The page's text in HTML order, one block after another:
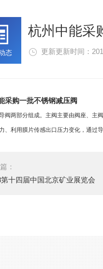
态
杭州中能采
更新更新时间：
采购一批不锈钢减压阀
阀两部分组成。主阀主要由阀座、主
、利用膜片传感出口压力变化，通过
：
第十四届中国北京矿业展览会